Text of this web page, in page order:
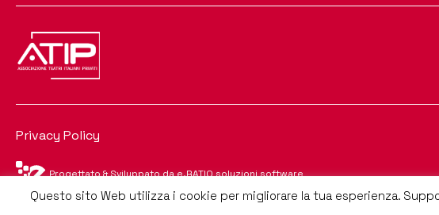
Privacy Policy
Progettato & Sviluppato da e.RATIO soluzioni software
Questo sito Web utilizza i cookie per migliorare la tua esperienza.